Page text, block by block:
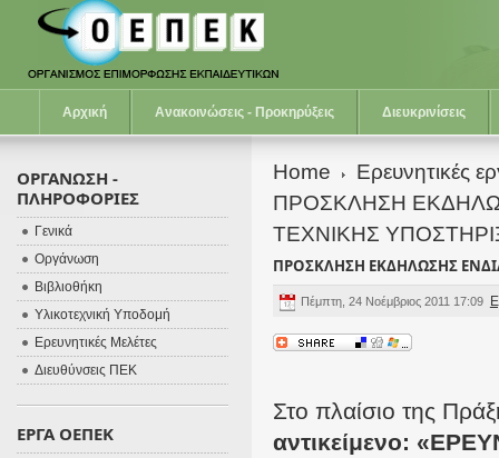
Αρχική Ανακοινώσεις - Προκηρύξεις Διευκρινίσεις
Home
Ερευνητικές
ΠΡΟΣΚΛΗΣΗ
ΤΕΧΝΙΚΗΣ
ΠΡΟΣΚΛΗΣΗ ΕΚΔΗΛΩΣΗΣ
Πέμπτη, 24 Νοέμβριος 2011 17:09
Στο πλαίσιο της
αντικείμενο:
ΟΡΓΑΝΩΣΗ -
ΠΛΗΡΟΦΟΡΙΕΣ
Γενικά
Οργάνωση
Βιβλιοθήκη
Υλικοτεχνική Υποδομή
Ερευνητικές Μελέτες
Διευθύνσεις ΠΕΚ
ΕΡΓΑ ΟΕΠΕΚ